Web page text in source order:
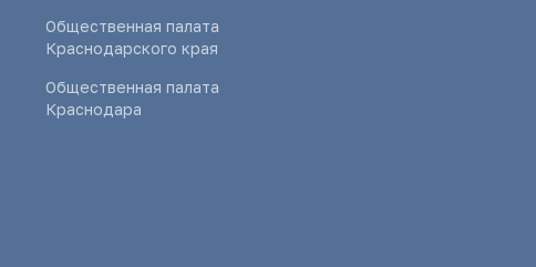
Общественная палата
Краснодарского края
Общественная палата
Краснодара